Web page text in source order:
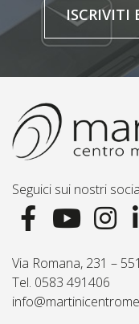
ISCRIVITI
Seguici sui nostri
Via Romana, 231 –
Tel. 0583 491406